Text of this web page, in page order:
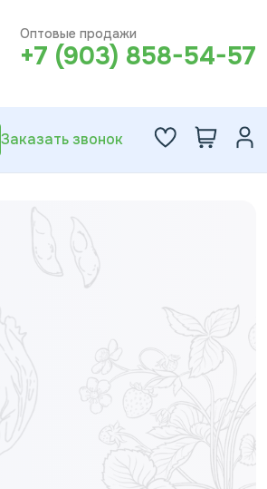
Оптовые продажи
+7 (903) 858-54-57
Заказать звонок